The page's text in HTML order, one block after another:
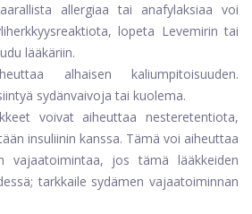
allergiaa tai anafylaksiaa voi
lopeta Levemirin tai
lääkäriin.
alhaisen kaliumpitoisuuden.
sydänvaivoja tai kuolema.
voivat aiheuttaa nesteretentiota,
insuliinin kanssa. Tämä voi aiheuttaa
vajaatoimintaa, jos tämä lääkkeiden
tarkkaile sydämen vajaatoiminnan